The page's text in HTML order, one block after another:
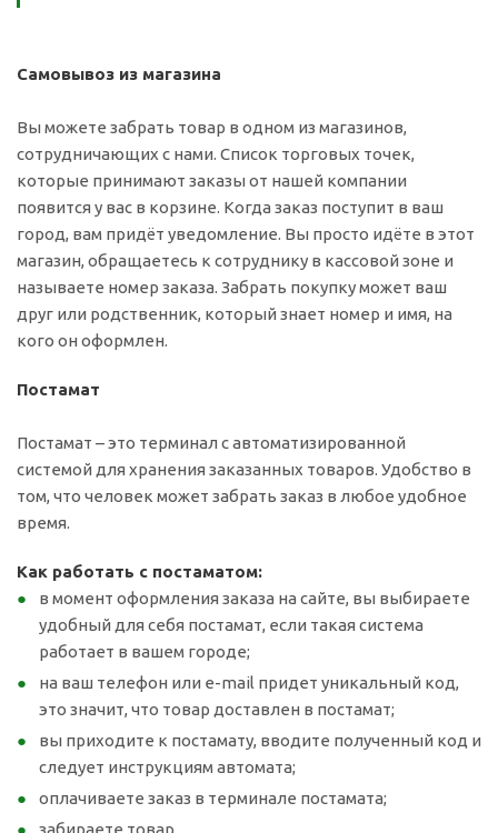
Самовывоз из магазина
Вы можете забрать товар в одном из магазинов,
сотрудничающих с нами. Список торговых точек,
которые принимают заказы от нашей компании
появится у вас в корзине. Когда заказ поступит в ваш
город, вам придёт уведомление. Вы просто идёте в этот
магазин, обращаетесь к сотруднику в кассовой зоне и
называете номер заказа. Забрать покупку может ваш
друг или родственник, который знает номер и имя, на
кого он оформлен.
Постамат
Постамат – это терминал с автоматизированной
системой для хранения заказанных товаров. Удобство в
том, что человек может забрать заказ в любое удобное
время.
Как работать с постаматом:
в момент оформления заказа на сайте, вы выбираете
удобный для себя постамат, если такая система
работает в вашем городе;
на ваш телефон или e-mail придет уникальный код,
это значит, что товар доставлен в постамат;
вы приходите к постамату, вводите полученный код и
следует инструкциям автомата;
оплачиваете заказ в терминале постамата;
забираете товар.